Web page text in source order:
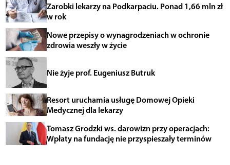
Zarobki lekarzy na Podkarpaciu. Ponad 1,66 mln zł
w rok
Nowe przepisy o wynagrodzeniach w ochronie
zdrowia weszły w życie
Nie żyje prof. Eugeniusz Butruk
Resort uruchamia usługę Domowej Opieki
Medycznej dla lekarzy
Tomasz Grodzki ws. darowizn przy operacjach:
Wpłaty na fundację nie przyspieszały terminów